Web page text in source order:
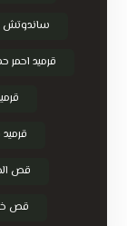
ساندوتش
قرميد احمر
قرميد
قص
قص